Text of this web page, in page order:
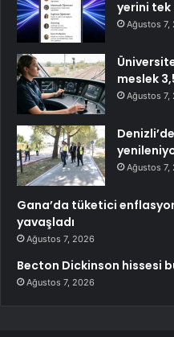
yerini
Ağustos 7,
meslek
Ağustos 7,
Ağustos 7,
Gana’da tüketici
yavaşladı
Ağustos 7, 2026
Becton Dickinson hissesi
Ağustos 7, 2026